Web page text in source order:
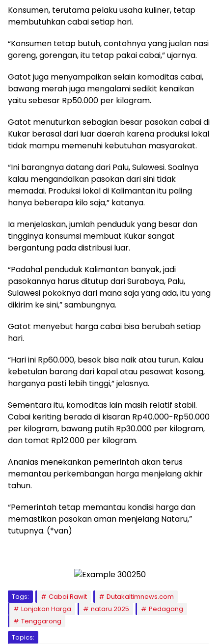
Konsumen, terutama pelaku usaha kuliner, tetap
membutuhkan cabai setiap hari.
“Konsumen tetap butuh, contohnya yang jualan nasi
goreng, gorengan, itu tetap pakai cabai,” ujarnya.
Gatot juga menyampaikan selain komoditas cabai,
bawang merah juga mengalami sedikit kenaikan
yaitu sebesar Rp50.000 per kilogram.
Gatot menuturkan sebagian besar pasokan cabai di
Kukar berasal dari luar daerah karena produksi lokal
tidak mampu memenuhi kebutuhan masyarakat.
“Ini barangnya datang dari Palu, Sulawesi. Soalnya
kalau mengandalkan pasokan dari sini tidak
memadai. Produksi lokal di Kalimantan itu paling
hanya beberapa kilo saja,” katanya.
Ia menjelaskan, jumlah penduduk yang besar dan
tingginya konsumsi membuat Kukar sangat
bergantung pada distribusi luar.
“Padahal penduduk Kalimantan banyak, jadi
pasokannya harus ditutup dari Surabaya, Palu,
Sulawesi pokoknya dari mana saja yang ada, itu yang
dikirim ke sini,” sambungnya.
Gatot menyebut harga cabai bisa berubah setiap
hari.
“Hari ini Rp60.000, besok bisa naik atau turun. Kalau
kebetulan barang dari kapal atau pesawat kosong,
harganya pasti lebih tinggi,” jelasnya.
Sementara itu, komoditas lain masih relatif stabil.
Cabai keriting berada di kisaran Rp40.000-Rp50.000
per kilogram, bawang putih Rp30.000 per kilogram,
dan tomat Rp12.000 per kilogram.
Ananias menekankan pemerintah akan terus
memantau perkembangan harga menjelang akhir
tahun.
“Pemerintah tetap memantau kondisi harga dan
memastikan pasokan aman menjelang Nataru,”
tutupnya. (*van)
Tags: Cabai Rawit
Dutakaltimnews.com
Lonjakan Harga
nataru 2025
Pedagang
Tenggarong
Topics: